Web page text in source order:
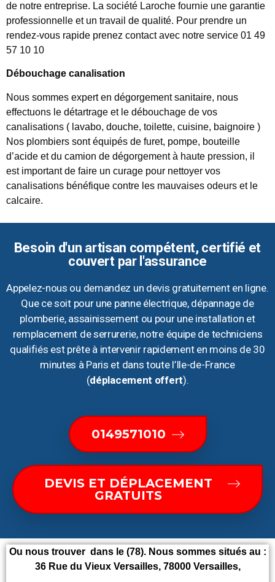
de notre entreprise. La société Laroche fournie une garantie
professionnelle et un travail de qualité. Pour prendre un
rendez-vous rapide prenez contact avec notre service 01 49
57 10 10
Débouchage canalisation
Nous sommes expert en dégorgement sanitaire, nous
effectuons le détartrage et le débouchage de vos
canalisations ( lavabo, douche, toilette, cuisine, baignoire )
Nos plombiers sont équipés de furet, pompe, bouteille
d’acide et du camion de dégorgement à haute pression, il
est important de faire un curage pour nettoyer vos
canalisations bénéfique contre les mauvaises odeurs et le
calcaire.
Besoin d'un artisan compétent, certifié et
couvert par l'assurance
Appelez-nous ou demandez un devis gratuitement en ligne.
Que ce soit pour une panne électrique, dépannage de
plomberie, assainissement ou pour une installation et
remplacement de serrurerie, notre équipe de techniciens
qualifiés est prête à intervenir rapidement en moins de 30
minutes à Paris et dans toute l’Ile-de-France
(déplacement offert).
0149571010
DEVIS ET DÉPLACEMENT
GRATUITS
Ou nous trouver dans le (78). Nous sommes situés au :
36 Rue du Vieux Versailles, 78000 Versailles,